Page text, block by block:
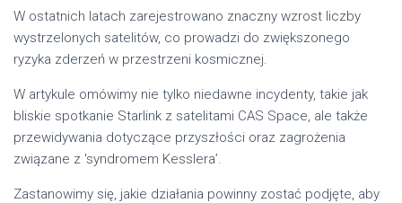
W ostatnich latach zarejestrowano znaczny wzrost liczby
wystrzelonych satelitów, co prowadzi do zwiększonego
ryzyka zderzeń w przestrzeni kosmicznej.
W artykule omówimy nie tylko niedawne incydenty, takie jak
bliskie spotkanie Starlink z satelitami CAS Space, ale także
przewidywania dotyczące przyszłości oraz zagrożenia
związane z 'syndromem Kesslera’.
Zastanowimy się, jakie działania powinny zostać podjęte, aby